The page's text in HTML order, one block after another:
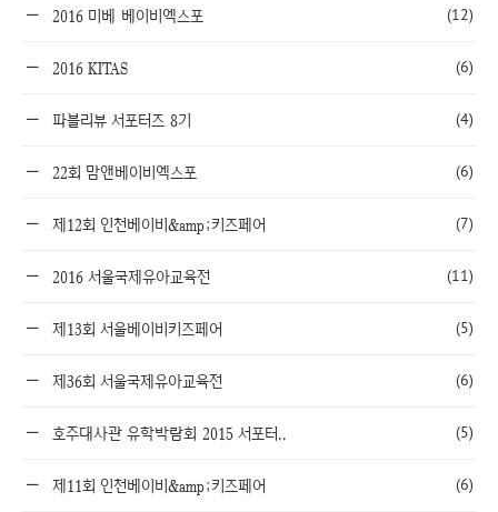
2016 미베 베이비엑스포 (12)
2016 KITAS (6)
파블리뷰 서포터즈 8기 (4)
22회 맘앤베이비엑스포 (6)
제12회 인천베이비&amp;키즈페어 (7)
2016 서울국제유아교육전 (11)
제13회 서울베이비키즈페어 (5)
제36회 서울국제유아교육전 (6)
호주대사관 유학박람회 2015 서포터.. (5)
제11회 인천베이비&amp;키즈페어 (6)